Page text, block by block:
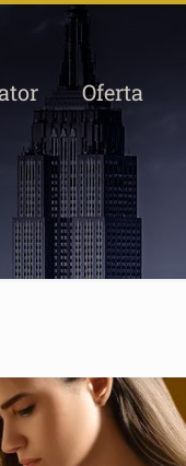
Oferta